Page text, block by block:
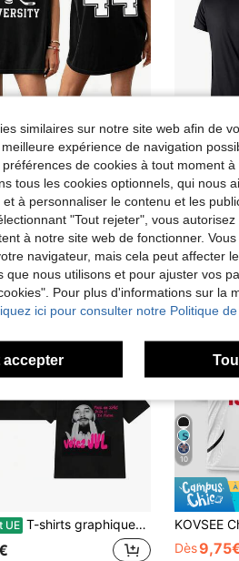
UE T-shirt de hockey Off Campus Garrett Graham 44, T-shirt de hockey Briar, T-shirt de romance de hockey, T-shirt mode d'été en coton pour hommes et femmes, T-shirt Y2K
Dès
Clients
UE T-shirts graphiques mode 2026 du rappeur français JUL, T-shirts hip-hop pour hommes et femmes, t-shirts à manches courtes décontractés, esthétiques et modernes
10
Dès
similaires sur notre site web afin de
expérience de navigation
de cookies à tout moment à
tous les cookies optionnels, qui nous
à personnaliser le contenu et les
"Tout rejeter", vous
à notre site web de fonctionner.
navigateur, mais cela peut affecter
nous utilisons et pour ajuster vos
Pour plus d'informations sur la
ici pour consulter notre Politique de
accepter